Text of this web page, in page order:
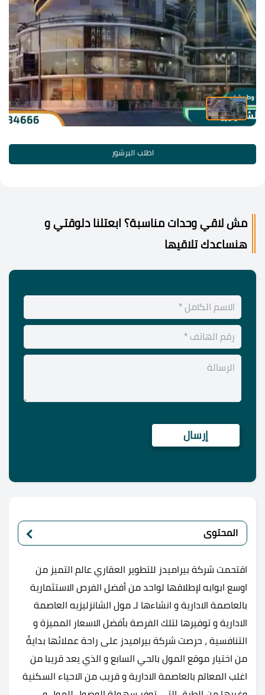
اطلب البرشور
مش لاقي وحدات مناسبة؟ ابعتلنا دلوقتي و
هنساعدك تلاقيها
المحتوى
اقتحمت شركة بيراميدز للتطوير العقاري عالم التميز من
اوسع ابوابه لإطلاقها لواحد من أفضل الفرص الاستثمارية
بالعاصمة الادارية و انشاءها لـ مول الشانزليزيه العاصمة
الادارية و توفيرها لتلك الفرصة بأفضل الاسعار المميزة و
التنافسية ، حرصت شركة بيراميدز على راحة عملائها بدايةً
من اختيار موقع المول بالحي السابع و الذي يعد قريبا من
اغلب المعالم بالعاصمة الادارية و قريب من الاحياء السكنية